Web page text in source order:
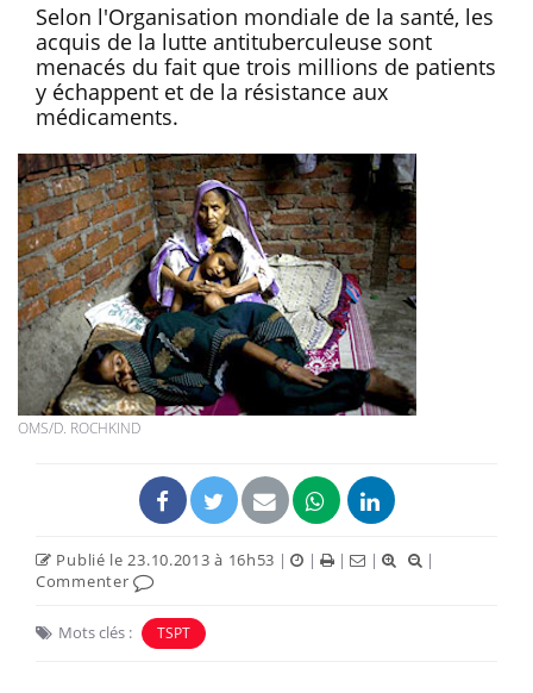
Selon l'Organisation mondiale de la santé, les
acquis de la lutte antituberculeuse sont
menacés du fait que trois millions de patients
y échappent et de la résistance aux
médicaments.
OMS/D. ROCHKIND
Publié le 23.10.2013 à 16h53 | | | |
|
Commenter
Mots clés : TSPT